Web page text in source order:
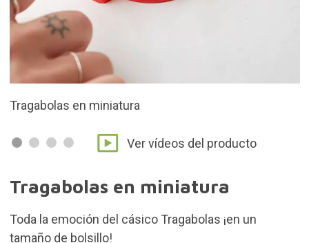
¡Funciona de verdad!
Ver vídeos del producto
Tragabolas en miniatura
Toda la emoción del cásico Tragabolas ¡en un
tamaño de bolsillo!